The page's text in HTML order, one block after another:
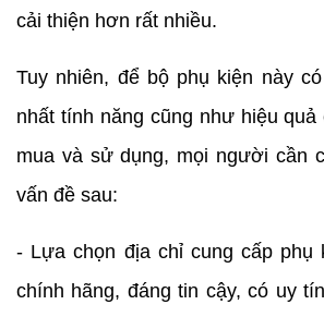
cải thiện hơn rất nhiều.
Tuy nhiên, để bộ phụ kiện này
nhất tính năng cũng như hiệu quả
mua và sử dụng, mọi người cần
vấn đề sau:
- Lựa chọn địa chỉ cung cấp phụ
chính hãng, đáng tin cậy, có uy